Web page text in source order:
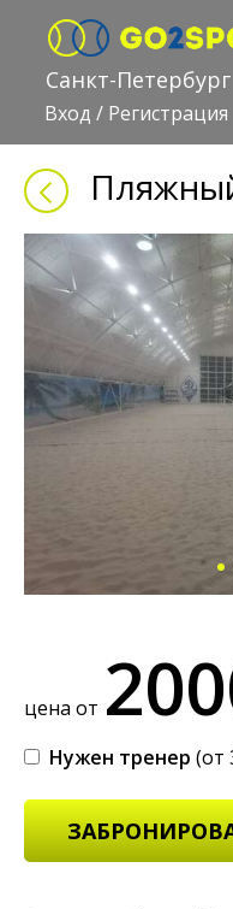
Санкт-Петербург
Вход / Регистрация
цена от
Нужен тренер (от